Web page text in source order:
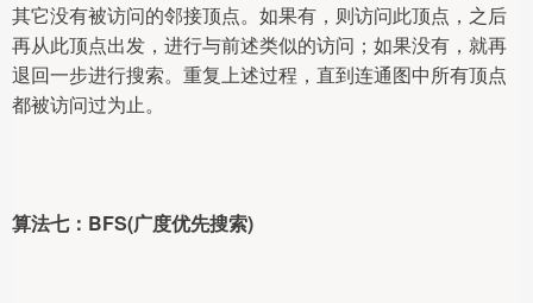
其它没有被访问的邻接顶点。如果有，则访问此顶点，之后
再从此顶点出发，进行与前述类似的访问；如果没有，就再
退回一步进行搜索。重复上述过程，直到连通图中所有顶点
都被访问过为止。
算法七：BFS(广度优先搜索)